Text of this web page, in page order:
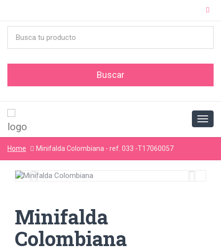
Home Minifalda Colombiana - ref. 033 -T17060057
Minifalda
Colombiana